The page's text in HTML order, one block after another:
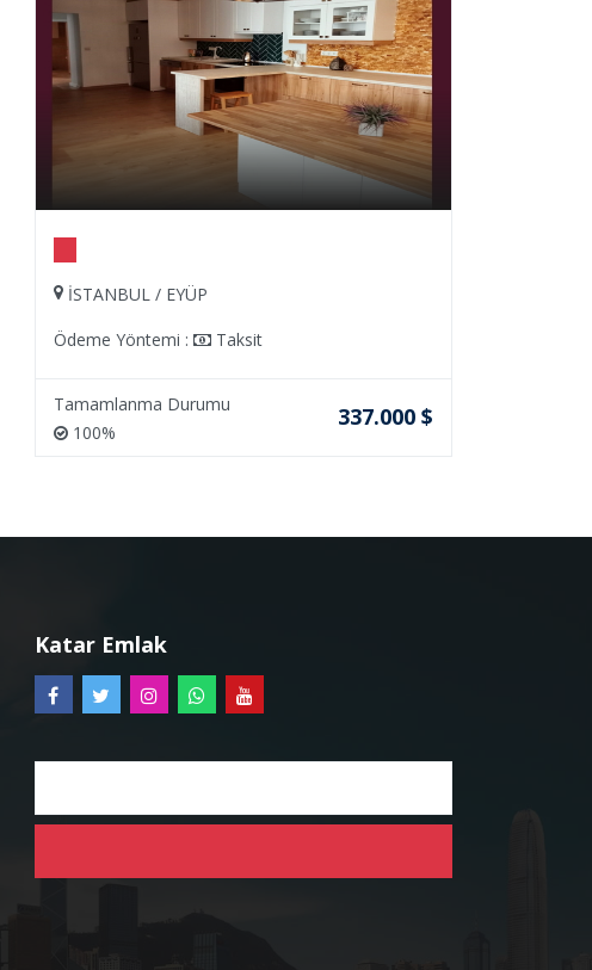
337.000 $
BURSA / NİLÜFER
Ödeme Yöntemi :
Tamamlanma Durumu
20.500.000 TL
Katar Emlak